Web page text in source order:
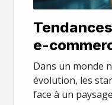
e-
startups
vos
Dans un monde
évolution, les
face à un